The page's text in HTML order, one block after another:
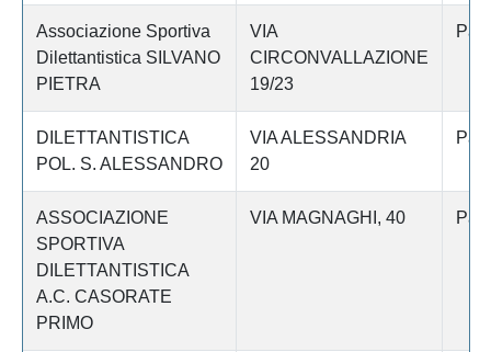
Associazione Sportiva
Dilettantistica SILVANO
PIETRA
VIA
CIRCONVALLAZIONE
19/23
DILETTANTISTICA
POL. S. ALESSANDRO
VIA ALESSANDRIA
20
ASSOCIAZIONE
SPORTIVA
DILETTANTISTICA
A.C. CASORATE
PRIMO
VIA MAGNAGHI, 40